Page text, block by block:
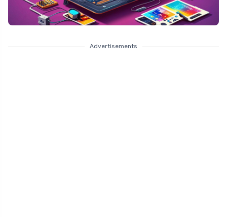
Advertisements